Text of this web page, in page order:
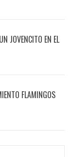
JOVENCITO EN EL
FLAMINGOS